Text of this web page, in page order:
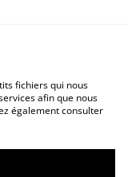
fichiers qui nous
afin que nous
également consulter